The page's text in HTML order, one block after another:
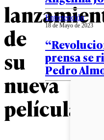
de
su
nueva
película
Entretención
18 de Mayo de 2023
prensa se
Pedro